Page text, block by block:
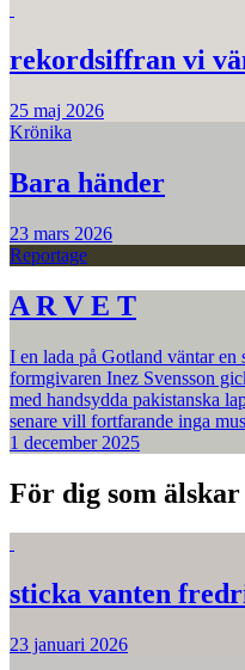
rekordsiffran vi
25 maj 2026
Krönika
Bara händer
23 mars 2026
Reportage
A R V E T
I en lada på Gotland väntar en
formgivaren Inez Svensson
med handsydda pakistanska
senare vill fortfarande inga
1 december 2025
För dig som
sticka vanten
23 januari 2026